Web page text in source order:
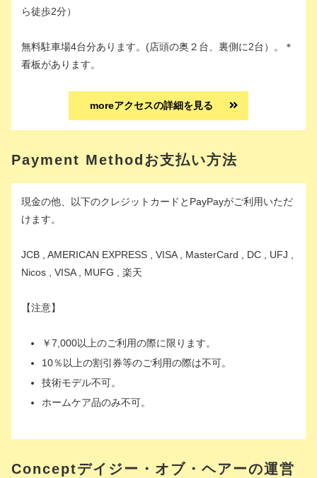
ら徒歩2分）
無料駐車場4台分あります。(店頭の奥２台、裏側に2台）。＊
看板があります。
moreアクセスの詳細を見る
Payment Methodお支払い方法
現金の他、以下のクレジットカードとPayPayがご利用いただ
けます。
JCB , AMERICAN EXPRESS , VISA , MasterCard , DC , UFJ ,
Nicos , VISA , MUFG , 楽天
【注意】
￥7,000以上のご利用の際に限ります。
10％以上の割引券等のご利用の際は不可。
技術モデル不可。
ホームケア品のみ不可。
Conceptデイジー・オブ・ヘアーの運営